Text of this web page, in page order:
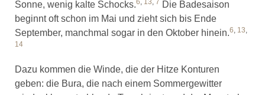
Sonne, wenig kalte Schocks.6, 13, 7 Die Badesaison
beginnt oft schon im Mai und zieht sich bis Ende
September, manchmal sogar in den Oktober hinein.6, 13,
14
Dazu kommen die Winde, die der Hitze Konturen
geben: die Bura, die nach einem Sommergewitter